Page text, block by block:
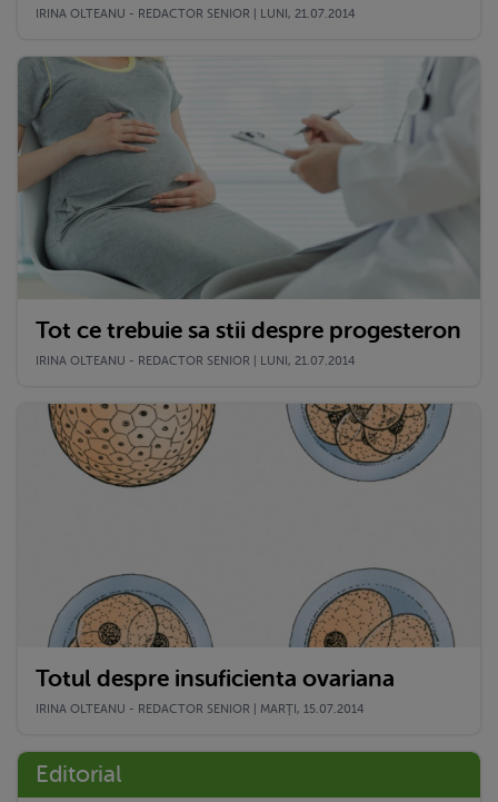
IRINA OLTEANU - REDACTOR SENIOR | LUNI, 21.07.2014
Tot ce trebuie sa stii despre progesteron
IRINA OLTEANU - REDACTOR SENIOR | LUNI, 21.07.2014
Totul despre insuficienta ovariana
IRINA OLTEANU - REDACTOR SENIOR | MARŢI, 15.07.2014
Editorial